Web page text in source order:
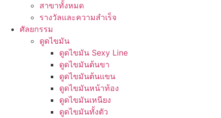
สาขาทั้งหมด
รางวัลและความสำเร็จ
ศัลยกรรม
ดูดไขมัน
ดูดไขมัน Sexy Line
ดูดไขมันต้นขา
ดูดไขมันต้นแขน
ดูดไขมันหน้าท้อง
ดูดไขมันเหนียง
ดูดไขมันทั้งตัว